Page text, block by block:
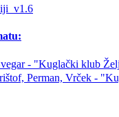
- "Kuglački klub
Perman, Vrček -